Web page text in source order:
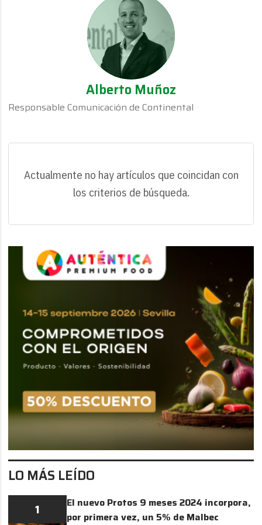
Alberto Muñoz
Responsable Comunicación de Continental
Actualmente no hay artículos que coincidan con
los criterios de búsqueda.
LO MÁS LEÍDO
1
El nuevo Protos 9 meses 2024 incorpora,
por primera vez, un 5% de Malbec